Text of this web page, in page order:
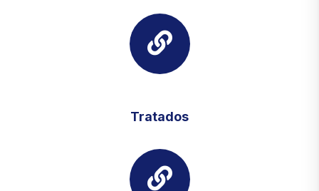
Tratados